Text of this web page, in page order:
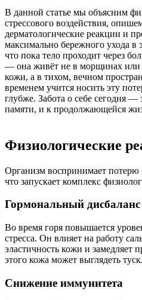
В данной статье мы объясним
стрессового воздействия,
дерматологические реакции и
максимально бережного ухода
что пока тело проходит через
— она живёт не в морщинах или
кожи, а в тихом, вечном
временем учится носить эту
глубже. Забота о себе сегодня —
памяти, и к продолжающейся
Физиологические
Организм воспринимает потерю
что запускает комплекс
Гормональный дисбаланс
Во время горя повышается
стресса. Он влияет на работу
эластичность кожи и замедляет
этого кожа может выглядеть
Снижение иммунитета